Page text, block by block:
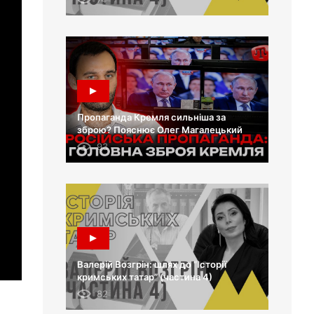
Пропаганда Кремля сильніша за
зброю? Пояснює Олег Магалецький
93
Валерій Возгрін: шлях до “Історії
кримських татар” (частина 4)
82